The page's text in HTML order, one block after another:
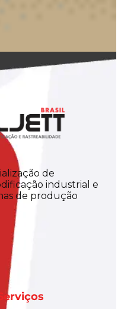
de
industrial e
de produção